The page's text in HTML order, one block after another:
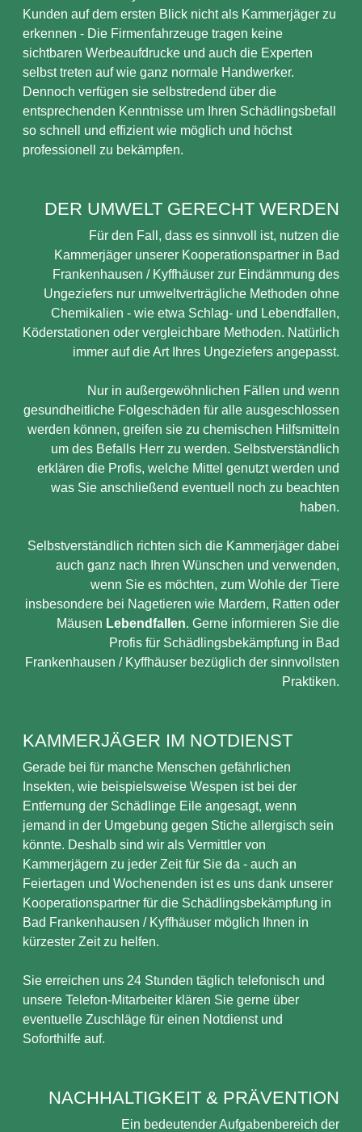
Kunden auf dem ersten Blick nicht als Kammerjäger zu
erkennen - Die Firmenfahrzeuge tragen keine
sichtbaren Werbeaufdrucke und auch die Experten
selbst treten auf wie ganz normale Handwerker.
Dennoch verfügen sie selbstredend über die
entsprechenden Kenntnisse um Ihren Schädlingsbefall
so schnell und effizient wie möglich und höchst
professionell zu bekämpfen.
DER UMWELT GERECHT WERDEN
Für den Fall, dass es sinnvoll ist, nutzen die
Kammerjäger unserer Kooperationspartner in Bad
Frankenhausen / Kyffhäuser zur Eindämmung des
Ungeziefers nur umweltverträgliche Methoden ohne
Chemikalien - wie etwa Schlag- und Lebendfallen,
Köderstationen oder vergleichbare Methoden. Natürlich
immer auf die Art Ihres Ungeziefers angepasst.
Nur in außergewöhnlichen Fällen und wenn
gesundheitliche Folgeschäden für alle ausgeschlossen
werden können, greifen sie zu chemischen Hilfsmitteln
um des Befalls Herr zu werden. Selbstverständlich
erklären die Profis, welche Mittel genutzt werden und
was Sie anschließend eventuell noch zu beachten
haben.
Selbstverständlich richten sich die Kammerjäger dabei
auch ganz nach Ihren Wünschen und verwenden,
wenn Sie es möchten, zum Wohle der Tiere
insbesondere bei Nagetieren wie Mardern, Ratten oder
Mäusen Lebendfallen. Gerne informieren Sie die
Profis für Schädlingsbekämpfung in Bad
Frankenhausen / Kyffhäuser bezüglich der sinnvollsten
Praktiken.
KAMMERJÄGER IM NOTDIENST
Gerade bei für manche Menschen gefährlichen
Insekten, wie beispielsweise Wespen ist bei der
Entfernung der Schädlinge Eile angesagt, wenn
jemand in der Umgebung gegen Stiche allergisch sein
könnte. Deshalb sind wir als Vermittler von
Kammerjägern zu jeder Zeit für Sie da - auch an
Feiertagen und Wochenenden ist es uns dank unserer
Kooperationspartner für die Schädlingsbekämpfung in
Bad Frankenhausen / Kyffhäuser möglich Ihnen in
kürzester Zeit zu helfen.
Sie erreichen uns 24 Stunden täglich telefonisch und
unsere Telefon-Mitarbeiter klären Sie gerne über
eventuelle Zuschläge für einen Notdienst und
Soforthilfe auf.
NACHHALTIGKEIT & PRÄVENTION
Ein bedeutender Aufgabenbereich der